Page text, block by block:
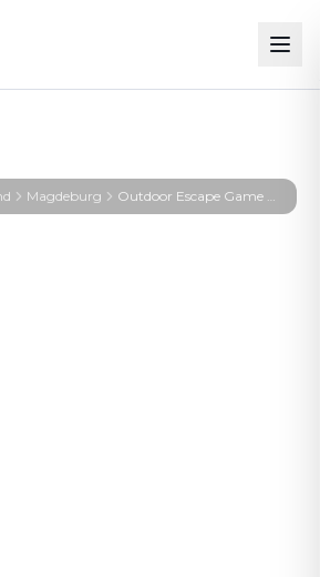
Magdeburg Outdoor Escape Game Magdeburg – KIRA – Signal aus der Tiefe